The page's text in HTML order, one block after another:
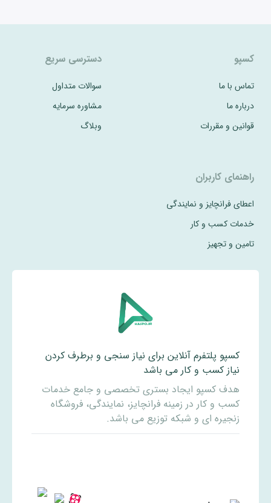
کسپو
تماس با ما
درباره ما
قوانین و مقررات
دسترسی سریع
سوالات متداول
مشاوره سرمایه
وبلاگ
راهنمای کاربران
اعطای فرانچایز و نمایندگی
خدمات کسب و کار
تامین و تجهیز
کسپو پلتفرم آنلاین برای نیاز سنجی و برطرف کردن
نیاز کسب و کار می باشد
هدف کسپو ایجاد بستری تخصصی و جامع خدمات
کسب و کار در زمینه فرانچایز، نمایندگی، فروشگاه
زنجیره ای و شبکه توزیع می باشد.